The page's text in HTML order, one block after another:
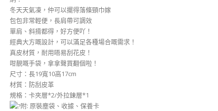
冬天天氣凍，仲可以擺得落條頸巾嫁
包包非常輕便，長肩帶可調效
單肩、斜揹都得，好方便吖！
經典大方嘅設計，可以滿足各種場合嘅需求！
真皮材質，耐用唔易刮花皮！
咁靚嘅手袋，拿拿聲買翻個啦！
尺寸：長19寬10高17cm
材質：防刮皮革
規格：卡夾層*2/外拉鍊層*1
附: 原裝塵袋、收據、保養卡